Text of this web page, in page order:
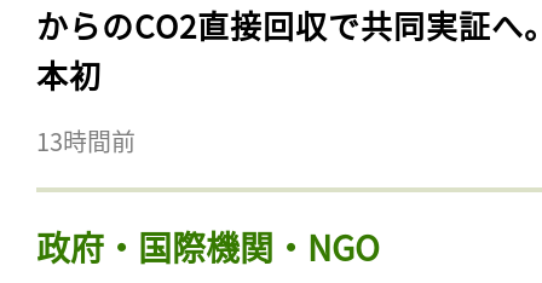
からのCO2直接回収で共同実証へ
本初
13時間前
政府・国際機関・NGO